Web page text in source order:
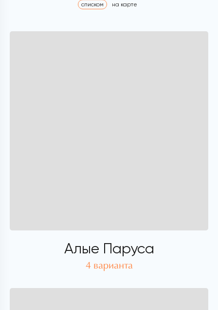
списком на карте
Алые Паруса
4 варианта